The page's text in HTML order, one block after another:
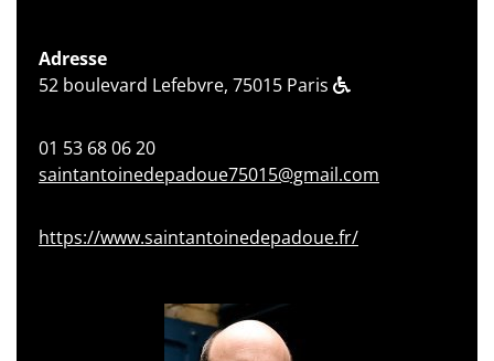
Adresse
52 boulevard Lefebvre, 75015 Paris
01 53 68 06 20
saintantoinedepadoue75015@gmail.com
https://www.saintantoinedepadoue.fr/